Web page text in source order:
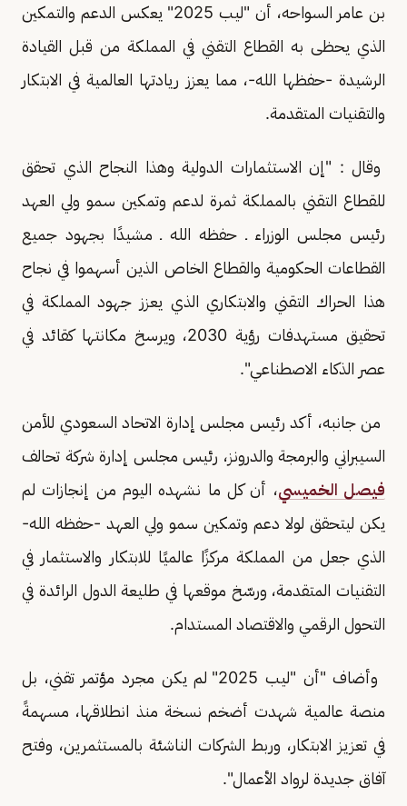
بن عامر السواحه، أن "ليب 2025" يعكس الدعم والتمكين
الذي يحظى به القطاع التقني في المملكة من قبل القيادة
الرشيدة -حفظها الله-، مما يعزز ريادتها العالمية في الابتكار
والتقنيات المتقدمة.
وقال : "إن الاستثمارات الدولية وهذا النجاح الذي تحقق
للقطاع التقني بالمملكة ثمرة لدعم وتمكين سمو ولي العهد
رئيس مجلس الوزراء ـ حفظه الله ـ مشيدًا بجهود جميع
القطاعات الحكومية والقطاع الخاص الذين أسهموا في نجاح
هذا الحراك التقني والابتكاري الذي يعزز جهود المملكة في
تحقيق مستهدفات رؤية 2030، ويرسخ مكانتها كقائد في
عصر الذكاء الاصطناعي".
من جانبه، أكد رئيس مجلس إدارة الاتحاد السعودي للأمن
السيبراني والبرمجة والدرونز، رئيس مجلس إدارة شركة تحالف
فيصل الخميسي، أن كل ما نشهده اليوم من إنجازات لم
يكن ليتحقق لولا دعم وتمكين سمو ولي العهد -حفظه الله-
الذي جعل من المملكة مركزًا عالميًا للابتكار والاستثمار في
التقنيات المتقدمة، ورسّخ موقعها في طليعة الدول الرائدة في
التحول الرقمي والاقتصاد المستدام.
وأضاف "أن "ليب 2025" لم يكن مجرد مؤتمر تقني، بل
منصة عالمية شهدت أضخم نسخة منذ انطلاقها، مسهمةً
في تعزيز الابتكار، وربط الشركات الناشئة بالمستثمرين، وفتح
آفاق جديدة لرواد الأعمال".